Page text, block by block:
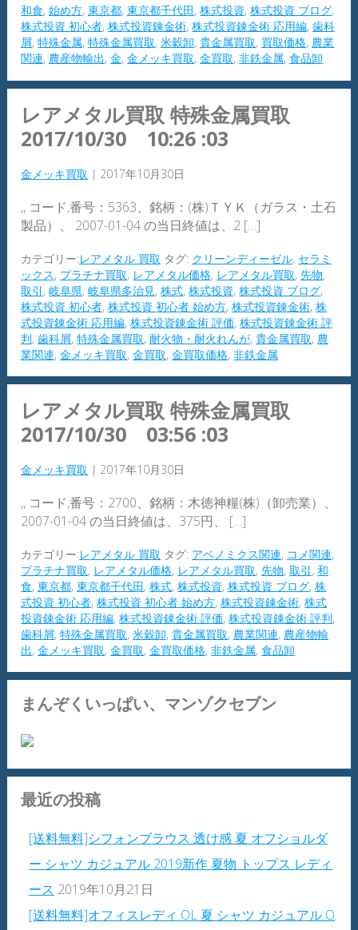
和食,始め方,東京都,東京都千代田,株式投資,株式投資 ブログ,
株式投資 初心者,株式投資錬金術,株式投資錬金術 応用編,歯科
屑,特殊金属,特殊金属買取,米穀卸,貴金属買取, 買取価格, 農業
関連, 農産物輸出,金,金メッキ買取,金買取,非鉄金属,食品卸
レアメタル買取 特殊金属買取
2017/10/30 10:26 :03
金メッキ買取 | 2017年10月30日
,, コード,番号：5363、銘柄：(株)ＴＹＫ（ガラス・土石
製品）、 2007-01-04 の当日終値は、2 […]
カテゴリー:レアメタル 買取 タグ: クリーンディーゼル, セラミ
ックス, プラチナ買取, レアメタル価格, レアメタル買取,先物,
取引 ,岐阜県,岐阜県多治見,株式,株式投資,株式投資 ブログ,
株式投資 初心者,株式投資 初心者 始め方,株式投資錬金術,株
式投資錬金術 応用編,株式投資錬金術 評価,株式投資錬金術 評
判,歯科屑,特殊金属買取,耐火物・耐火れんが,貴金属買取, 農
業関連,金メッキ買取,金買取,金買取価格,非鉄金属
レアメタル買取 特殊金属買取
2017/10/30 03:56 :03
金メッキ買取 | 2017年10月30日
,, コード,番号：2700、銘柄：木徳神糧(株)（卸売業）、
2007-01-04 の当日終値は、375円、 […]
カテゴリー:レアメタル 買取 タグ: アベノミクス関連, コメ関連,
プラチナ買取, レアメタル価格, レアメタル買取,先物,取引 ,和
食,東京都,東京都千代田,株式,株式投資,株式投資 ブログ,株
式投資 初心者,株式投資 初心者 始め方,株式投資錬金術,株式
投資錬金術 応用編,株式投資錬金術 評価,株式投資錬金術 評判,
歯科屑,特殊金属買取,米穀卸,貴金属買取, 農業関連, 農産物輸
出,金メッキ買取,金買取,金買取価格,非鉄金属,食品卸
まんぞくいっぱい、マンゾクセブン
最近の投稿
[送料無料]シフォンブラウス 透け感 夏 オフショルダ
ー シャツ カジュアル 2019新作 夏物 トップス レディ
ース 2019年10月21日
[送料無料]オフィスレディ OL 夏 シャツ カジュアル O